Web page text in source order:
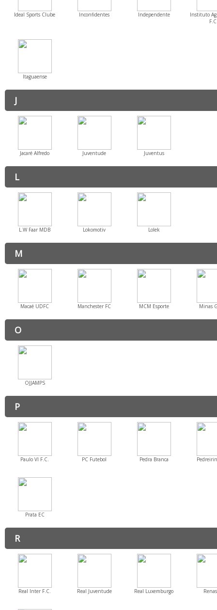
Ideal Sports Clube Inconfidentes Independente
Instituto
Itaguaense
J
Jacaré Alfredo Juventude Juventus
L
L.W Faar MDB Lokomotiv Lolek
M
Macaé UDFC Manchester FC MCM Esporte Minas
O
OJJAMPS
P
Paulo VI F.C. PC Futebol Pedra Branca
Prata EC
R
Real Inter F.C. Real Juventude Real Luxemburgo